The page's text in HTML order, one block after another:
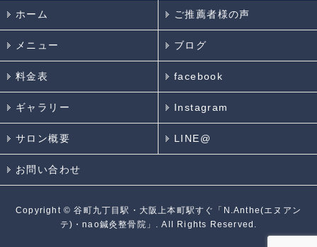
ホーム ご推薦者様の声
メニュー ブログ
料金表 facebook
ギャラリー Instagram
サロン概要 LINE@
お問い合わせ
Copyright ©谷町九丁目駅・大阪上本町駅すぐ「N.Anthe(エヌアン
テ)・nao鍼灸整骨院」. All Rights Reserved.